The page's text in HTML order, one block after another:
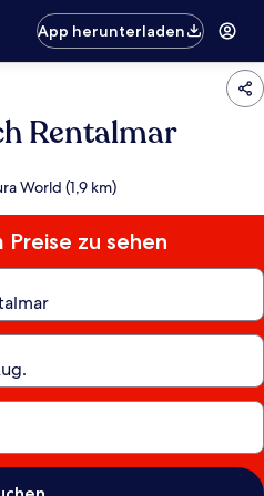
App herunterladen
Rentalmar
World (1,9 km)
zu sehen